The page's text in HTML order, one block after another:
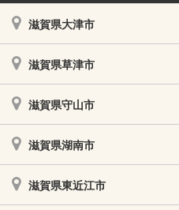
滋賀県大津市
滋賀県草津市
滋賀県守山市
滋賀県湖南市
滋賀県東近江市